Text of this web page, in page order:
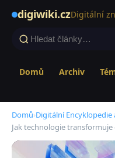
digiwiki.czDigitální
Domů Archiv
Domů›Digitální
Jak technologie